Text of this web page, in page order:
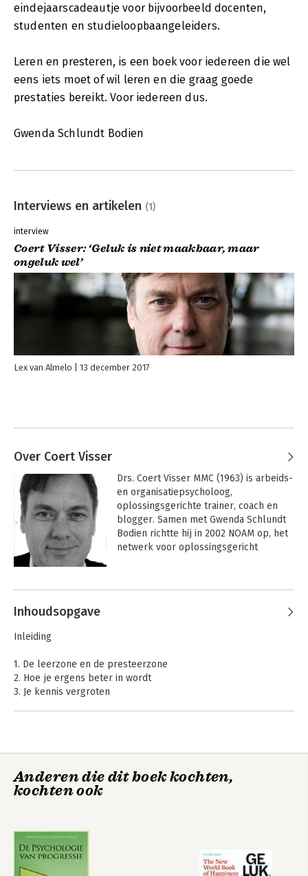
eindejaarscadeautje voor bijvoorbeeld docenten,
studenten en studieloopbaangeleiders.
Leren en presteren, is een boek voor iedereen die wel
eens iets moet of wil leren en die graag goede
prestaties bereikt. Voor iedereen dus.
Gwenda Schlundt Bodien
Interviews en artikelen (1)
interview
Coert Visser: ‘Geluk is niet maakbaar, maar
ongeluk wel’
Lex van Almelo 13 december 2017
Over Coert Visser
Drs. Coert Visser MMC (1963) is arbeids-
en organisatiepsycholoog,
oplossingsgerichte trainer, coach en
blogger. Samen met Gwenda Schlundt
Bodien richtte hij in 2002 NOAM op, het
netwerk voor oplossingsgericht
www.managementsite.net.
Andere boeken door Coert Visser
Progressiegericht
Coachen
werken
Inhoudsopgave
Inleiding
1. De leerzone en de presteerzone
2. Hoe je ergens beter in wordt
3. Je kennis vergroten
9. Je progressiecontext ontwikkelen
Literatuur
Index
Over de auteur
Anderen die dit boek kochten,
kochten ook